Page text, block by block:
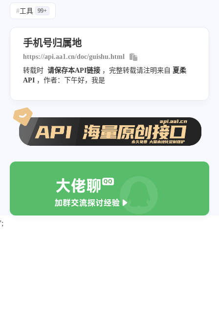
#工具 99+
手机号归属地
https://api.aa1.cn/doc/guishu.html
转载时 请保存本API链接 ，完整转载请注明来自 夏柔
API ，作者：下午好，我是
';